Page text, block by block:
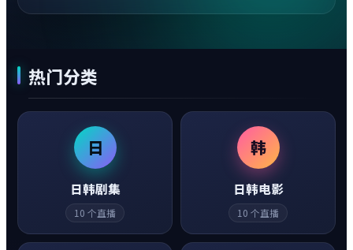
热门分类
日
日韩剧集
10 个直播
韩
日韩电影
10 个直播